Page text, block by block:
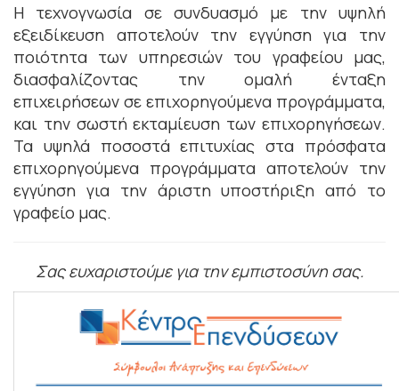
Η τεχνογνωσία σε συνδυασμό με την υψηλή
εξειδίκευση αποτελούν την εγγύηση για την
ποιότητα των υπηρεσιών του γραφείου μας,
διασφαλίζοντας την ομαλή ένταξη
επιχειρήσεων σε επιχορηγούμενα προγράμματα,
και την σωστή εκταμίευση των επιχορηγήσεων.
Τα υψηλά ποσοστά επιτυχίας στα πρόσφατα
επιχορηγούμενα προγράμματα αποτελούν την
εγγύηση για την άριστη υποστήριξη από το
γραφείο μας.
Σας ευχαριστούμε για την εμπιστοσύνη σας.